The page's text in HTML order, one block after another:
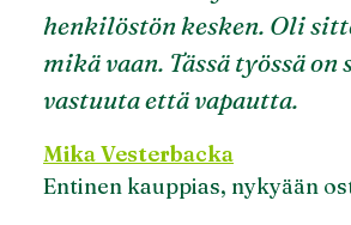
henkilöstön kesken. Oli
mikä vaan. Tässä työssä on
vastuuta että vapautta.
Mika Vesterbacka
Entinen kauppias, nykyään